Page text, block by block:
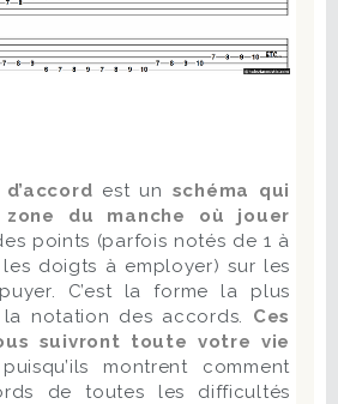
est un schéma qui
du manche où jouer
points (parfois notés de 1 à
doigts à employer) sur les
C’est la forme la plus
notation des accords. Ces
suivront toute votre vie
puisqu’ils montrent comment
de toutes les difficultés